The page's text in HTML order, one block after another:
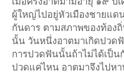
ผู้ใหญ่ไปอยู่หัวเมืองชายแด
กันดาร ตามสภาพของท้อง
นั้น วันหนึ่งอาตมาเกิดปวด
การปวดฟันนั้นถ้าไม่ได้เป็น
ปวดแค่ไหน อาตมาจึงไปห